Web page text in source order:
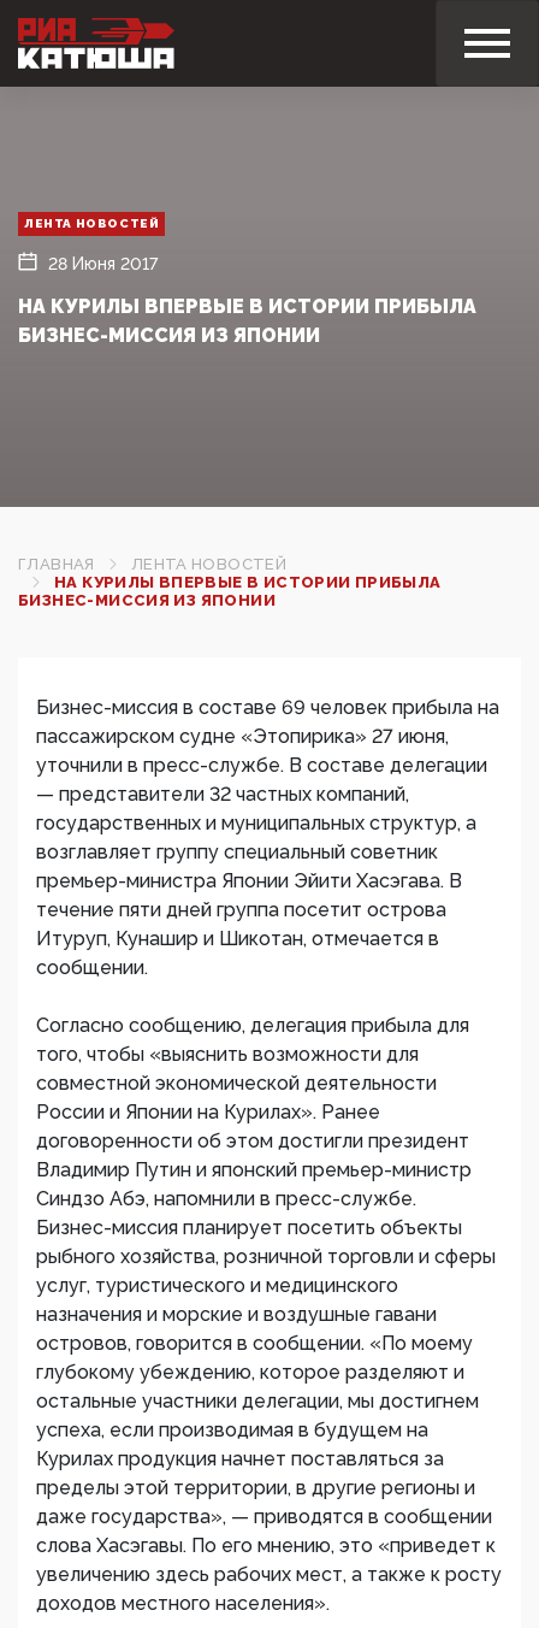
ЛЕНТА НОВОСТЕЙ
28 Июня 2017
НА КУРИЛЫ ВПЕРВЫЕ В ИСТОРИИ ПРИБЫЛА
БИЗНЕС-МИССИЯ ИЗ ЯПОНИИ‍
ГЛАВНАЯ
ЛЕНТА НОВОСТЕЙ
НА КУРИЛЫ ВПЕРВЫЕ В ИСТОРИИ ПРИБЫЛА
БИЗНЕС-МИССИЯ ИЗ ЯПОНИИ‍
Бизнес-миссия в составе 69 человек прибыла на
пассажирском судне «Этопирика» 27 июня,
уточнили в пресс-службе. В составе делегации
— представители 32 частных компаний,
государственных и муниципальных структур, а
возглавляет группу специальный советник
премьер-министра Японии Эйити Хасэгава. В
течение пяти дней группа посетит острова
Итуруп, Кунашир и Шикотан, отмечается в
сообщении.
​Согласно сообщению, делегация прибыла для
того, чтобы «выяснить возможности для
совместной экономической деятельности
России и Японии на Курилах». Ранее
договоренности об этом достигли президент
Владимир Путин и японский премьер-министр
Синдзо Абэ, напомнили в пресс-службе.
Бизнес-миссия планирует посетить объекты
рыбного хозяйства, розничной торговли и сферы
услуг, туристического и медицинского
назначения и морские и воздушные гавани
островов, говорится в сообщении. «По моему
глубокому убеждению, которое разделяют и
остальные участники делегации, мы достигнем
успеха, если производимая в будущем на
Курилах продукция начнет поставляться за
пределы этой территории, в другие регионы и
даже государства», — приводятся в сообщении
слова Хасэгавы. По его мнению, это «приведет к
увеличению здесь рабочих мест, а также к росту
доходов местного населения».